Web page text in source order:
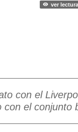
ver
con el
con el conjunto